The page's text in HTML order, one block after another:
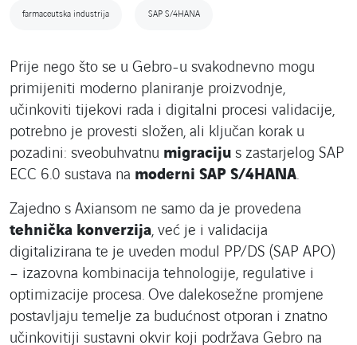
farmaceutska industrija SAP S/4HANA
Prije nego što se u Gebro-u svakodnevno mogu
primijeniti moderno planiranje proizvodnje,
učinkoviti tijekovi rada i digitalni procesi validacije,
potrebno je provesti složen, ali ključan korak u
pozadini: sveobuhvatnu migraciju s zastarjelog SAP
ECC 6.0 sustava na moderni SAP S/4HANA.
Zajedno s Axiansom ne samo da je provedena
tehnička konverzija, već je i validacija
digitalizirana te je uveden modul PP/DS (SAP APO)
– izazovna kombinacija tehnologije, regulative i
optimizacije procesa. Ove dalekosežne promjene
postavljaju temelje za budućnost otporan i znatno
učinkovitiji sustavni okvir koji podržava Gebro na